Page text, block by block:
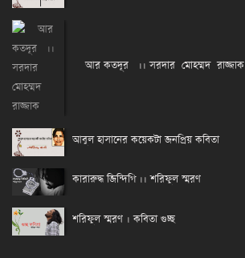
আর কতদূর ।। সরদার মোহম্মদ রাজ্জাক
আবুল হাসানের কয়েকটা জনপ্রিয় কবিতা
কারারুদ্ধ জিন্দিগি ।। শরিফুল স্মরণ
শরিফুল স্মরণ । কবিতা গুচ্ছ